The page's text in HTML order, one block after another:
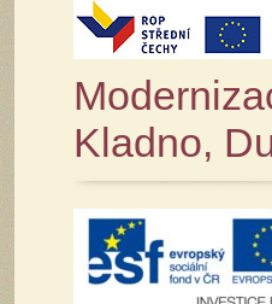
Kladno,